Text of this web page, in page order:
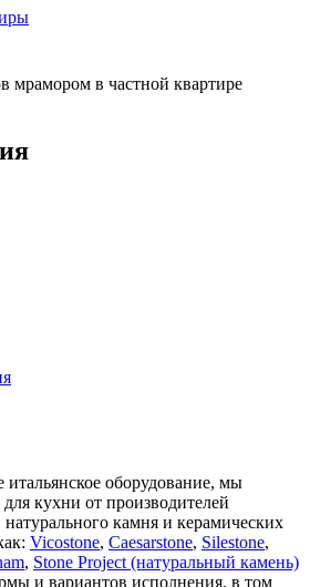
мрамором в частной квартире
итальянское оборудование, мы
кухни от производителей
натурального камня и керамических
Vicostone, Caesarstone, Silestone,
, Stone Project (натуральный камень)
и вариантов исполнения, в том